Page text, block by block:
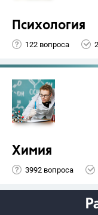
Психология
122 вопроса
Химия
3992 вопроса